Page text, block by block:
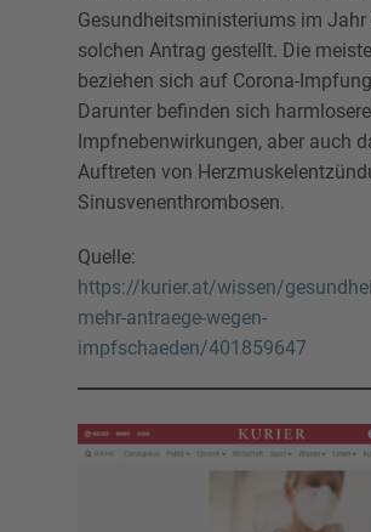
Gesundheitsministeriums im Jahr
solchen Antrag gestellt. Die
beziehen sich auf Corona-
Darunter befinden sich
Impfnebenwirkungen, aber auch
Auftreten von
Sinusvenenthrombosen.
Quelle:
https://kurier.at/wissen/
mehr-antraege-wegen-
impfschaeden/401859647